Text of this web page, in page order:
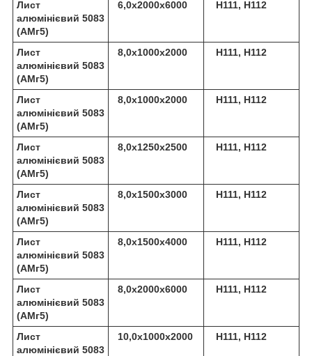
Лист
алюмінієвий 5083
(АМг5)
6,0х2000х6000 Н111, Н112
Лист
алюмінієвий 5083
(АМг5)
8,0х1000х2000 Н111, Н112
Лист
алюмінієвий 5083
(АМг5)
8,0х1000х2000 Н111, Н112
Лист
алюмінієвий 5083
(АМг5)
8,0х1250х2500 Н111, Н112
Лист
алюмінієвий 5083
(АМг5)
8,0х1500х3000 Н111, Н112
Лист
алюмінієвий 5083
(АМг5)
8,0х1500х4000 Н111, Н112
Лист
алюмінієвий 5083
(АМг5)
8,0х2000х6000 Н111, Н112
Лист
алюмінієвий 5083
10,0х1000х2000 Н111, Н112